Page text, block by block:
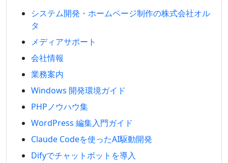
システム開発・ホームページ制作の株式会社オル
タ
メディアサポート
会社情報
業務案内
Windows 開発環境ガイド
PHPノウハウ集
WordPress 編集入門ガイド
Claude Codeを使ったAI駆動開発
Difyでチャットボットを導入